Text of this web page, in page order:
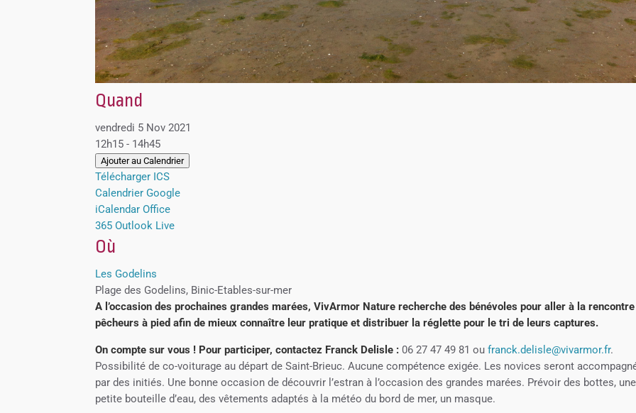
Quand
vendredi 5 Nov 2021
12h15 - 14h45
Ajouter au Calendrier
Télécharger ICS
Calendrier Google
iCalendar Office
365 Outlook Live
Où
Les Godelins
Plage des Godelins, Binic-Etables-sur-mer
A l’occasion des prochaines grandes marées, VivArmor Nature recherche des bénévoles pour aller à la
pêcheurs à pied afin de mieux connaître leur pratique et distribuer la réglette pour le tri de leurs captures.
On compte sur vous ! Pour participer, contactez Franck Delisle : 06 27 47 49 81 oufranck.delisle@vivarmor.fr.
Possibilité de co-voiturage au départ de Saint-Brieuc. Aucune compétence exigée. Les novices seront
par des initiés. Une bonne occasion de découvrir l’estran à l’occasion des grandes marées. Prévoir des bottes, une
petite bouteille d’eau, des vêtements adaptés à la météo du bord de mer, un masque.